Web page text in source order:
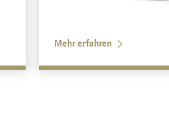
Mehr erfahren